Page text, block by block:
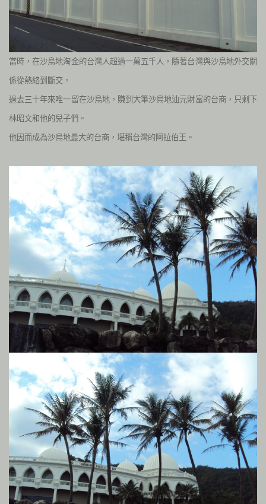
當時，在沙烏地淘金的台灣人超過一萬五千人，隨著台灣與沙烏地外交關
係從熱絡到斷交，
過去三十年來唯一留在沙烏地，賺到大筆沙烏地油元財富的台商，只剩下
林昭文和他的兒子們。
他因而成為沙烏地最大的台商，堪稱台灣的阿拉伯王。